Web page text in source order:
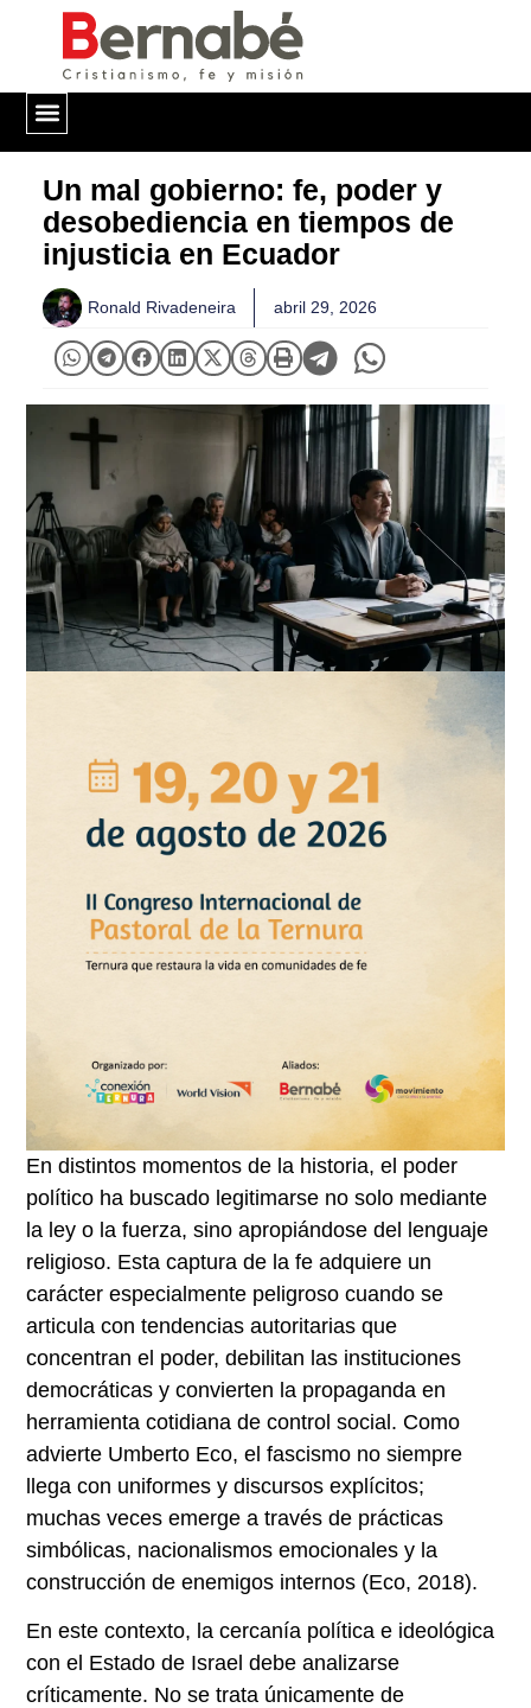
Un mal gobierno: fe, poder y
desobediencia en tiempos de
injusticia en Ecuador
Ronald Rivadeneira abril 29, 2026
En distintos momentos de la historia, el poder
político ha buscado legitimarse no solo mediante
la ley o la fuerza, sino apropiándose del lenguaje
religioso. Esta captura de la fe adquiere un
carácter especialmente peligroso cuando se
articula con tendencias autoritarias que
concentran el poder, debilitan las instituciones
democráticas y convierten la propaganda en
herramienta cotidiana de control social. Como
advierte Umberto Eco, el fascismo no siempre
llega con uniformes y discursos explícitos;
muchas veces emerge a través de prácticas
simbólicas, nacionalismos emocionales y la
construcción de enemigos internos (Eco, 2018).
En este contexto, la cercanía política e ideológica
con el Estado de Israel debe analizarse
críticamente. No se trata únicamente de